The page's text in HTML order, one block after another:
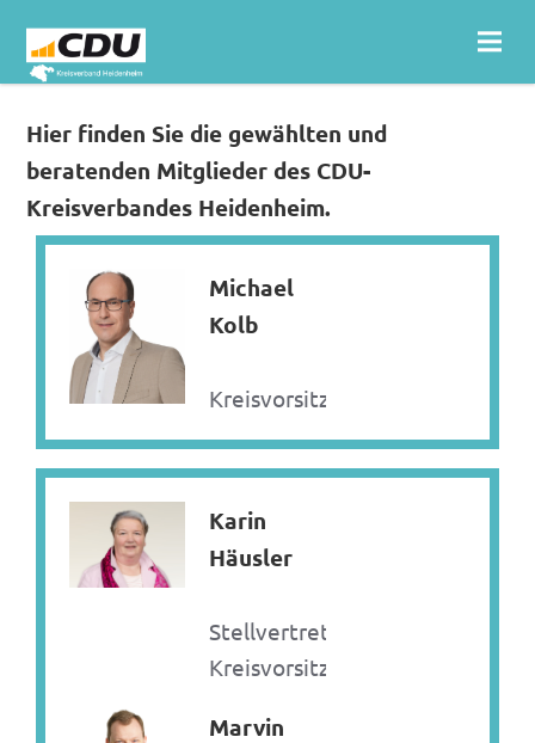
Hier finden Sie die gewählten und
beratenden Mitglieder des CDU-
Kreisverbandes Heidenheim.
Michael
Kolb
Kreisvorsitzender
Karin
Häusler
Stellvertretende
Kreisvorsitzende
Marvin